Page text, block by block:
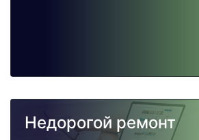
Недорогой ремонт